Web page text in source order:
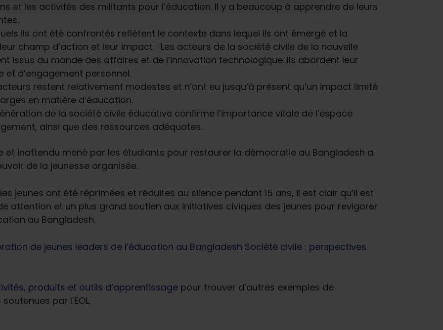
et les activités des militants pour l’éducation. Il y a beaucoup à apprendre de leurs
ils ont été confrontés reflètent le contexte dans lequel ils ont émergé et la
champ d’action et leur impact. · Les acteurs de la société civile de la nouvelle
issus du monde des affaires et de l’innovation technologique. Ils abordent leur
et d’engagement personnel.
restent relativement modestes et n’ont eu jusqu’à présent qu’un impact limité
en matière d’éducation.
de la société civile éducative confirme l’importance vitale de l’espace
ainsi que des ressources adéquates.
et inattendu mené par les étudiants pour restaurer la démocratie au Bangladesh a
de la jeunesse organisée.
jeunes ont été réprimées et réduites au silence pendant 15 ans, il est clair qu’il est
attention et un plus grand soutien aux initiatives civiques des jeunes pour revigorer
au Bangladesh.
de jeunes leaders de l’éducation au Bangladesh Société civile : perspectives
produits et outils d’apprentissage pour trouver d’autres exemples de
par l’EOL.